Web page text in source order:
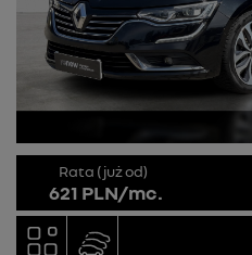
Rata (już od)
621 PLN/mc.